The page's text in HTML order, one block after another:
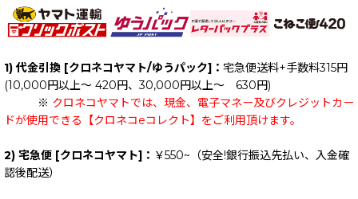
1) 代金引換 [クロネコヤマト/ゆうパック]： 宅急便送料+手数料315円
(10,000円以上～ 420円、30,000円以上～ 630円)
※ クロネコヤマトでは、現金、電子マネー及びクレジットカー
ドが使用できる【クロネコeコレクト】をご利用頂けます。
2) 宅急便 [クロネコヤマト]： ￥550~（安全!銀行振込先払い、入金確
認後配送）